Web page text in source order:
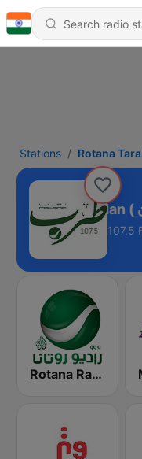
Stations
107.5
Rotana Radio (راديو روتانا)